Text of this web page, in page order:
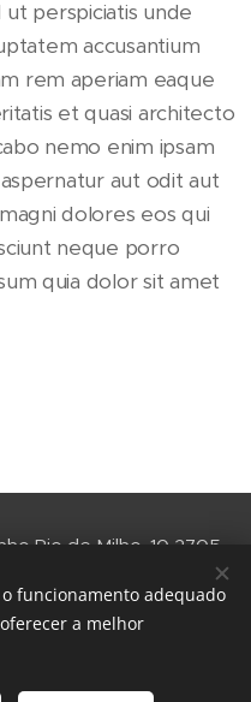
perspiciatis unde
accusantium
rem aperiam eaque
et quasi architecto
nemo enim ipsam
aut odit aut
dolores eos qui
neque porro
quia dolor sit amet
Rio de Milho, 10 2705-
funcionamento adequado
a melhor